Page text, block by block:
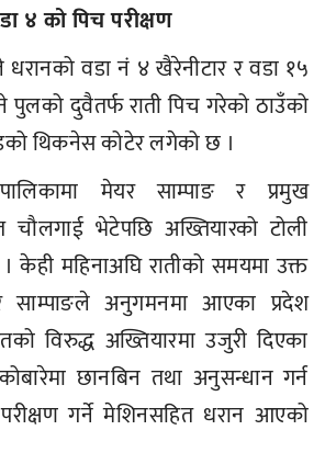
४ को पिच परीक्षण
धरानको वडा नं ४ खैरेनीटार र वडा १५
पुलको दुवैतर्फ राती पिच गरेको ठाउँको
थिकनेस कोटेर लगेको छ ।
मेयर साम्पाङ र प्रमुख
चौलगाई भेटेपछि अख्तियारको टोली
केही महिनाअघि रातीको समयमा उक्त
अनुगमनमा आएका प्रदेश
विरुद्ध अख्तियारमा उजुरी दिएका
छानबिन तथा अनुसन्धान गर्न
गर्ने मेशिनसहित धरान आएको